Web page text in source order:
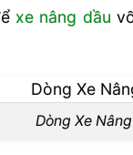
xe nâng dầu
Dòng Xe